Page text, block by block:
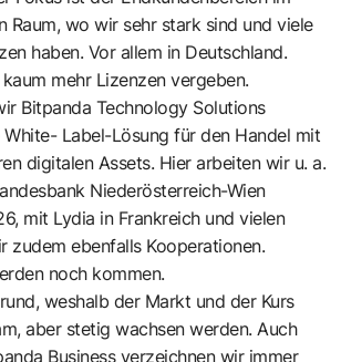
Raum, wo wir sehr stark sind und viele
haben. Vor allem in Deutschland.
mehr Lizenzen vergeben.
Bitpanda Technology Solutions
Label-Lösung für den Handel mit
digitalen Assets. Hier arbeiten wir u. a.
Niederösterreich-Wien
mit Lydia in Frankreich und vielen
zudem ebenfalls Kooperationen.
noch kommen.
weshalb der Markt und der Kurs
aber stetig wachsen werden. Auch
Business verzeichnen wir immer